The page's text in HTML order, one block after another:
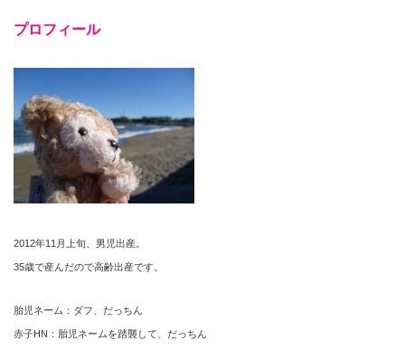
プロフィール
2012年11月上旬、男児出産。
35歳で産んだので高齢出産です。
胎児ネーム：ダフ、だっちん
赤子HN：胎児ネームを踏襲して、だっちん